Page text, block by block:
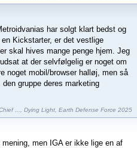
har solgt klart bedst og
Kickstarter, er det vestlige
skal hives mange penge hjem. Jeg
at der selvfølgelig er noget om
noget mobil/browser halløj, men så
gruppe deres marketing
... Dying Light Earth Defense Force 2025
men IGA er ikke lige en af